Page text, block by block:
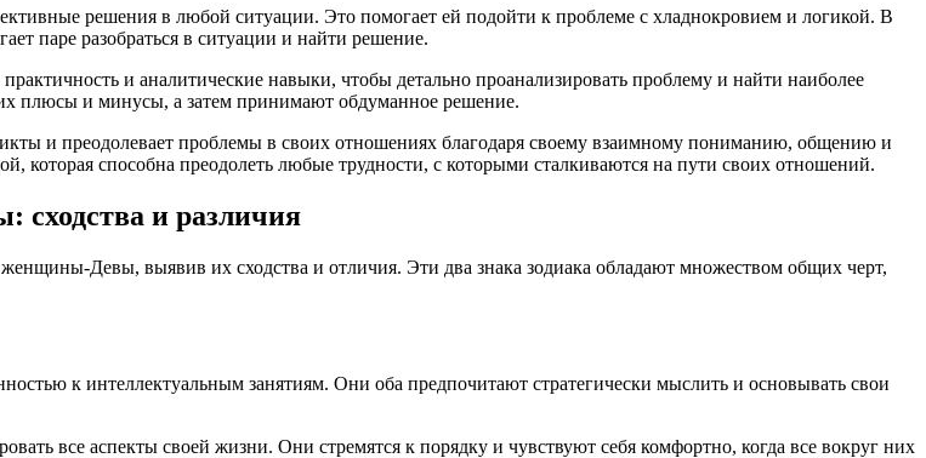
решения в любой ситуации. Это помогает ей подойти к проблеме с хладнокровием и логикой. В
паре разобраться в ситуации и найти решение.
и аналитические навыки, чтобы детально проанализировать проблему и найти наиболее
плюсы и минусы, а затем принимают обдуманное решение.
и преодолевает проблемы в своих отношениях благодаря своему взаимному пониманию, общению и
которая способна преодолеть любые трудности, с которыми сталкиваются на пути своих отношений.
и различия
Девы, выявив их сходства и отличия. Эти два знака зодиака обладают множеством общих черт,
к интеллектуальным занятиям. Они оба предпочитают стратегически мыслить и основывать свои
все аспекты своей жизни. Они стремятся к порядку и чувствуют себя комфортно, когда все вокруг них